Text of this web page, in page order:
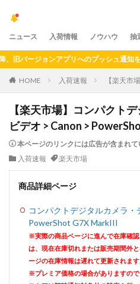
ニュース 入荷情報 ノウハウ 抽
ジョンアプリへのプッシュ通知を停止
HOME 入荷速報 【楽天市
【楽天市場】コンパクト
ビデオ > Canon >
本ページのリンクには広告が含まれて
入荷速報
楽天市場
商品詳細ページ
コンパクトデジタルカメラ
PowerShot G7X MarkIII
※実際の商品ページに進んで在庫確
は、現在在庫切れまたは販売期間外
ージの在庫情報は遅れて更新されます
※プレミア価格の場合がありますの